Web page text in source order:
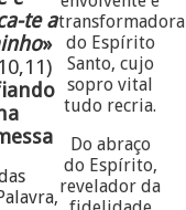
te a
»
transformadora
do Espírito
Santo, cujo
sopro vital
tudo recria.
Do abraço
do Espírito,
revelador da